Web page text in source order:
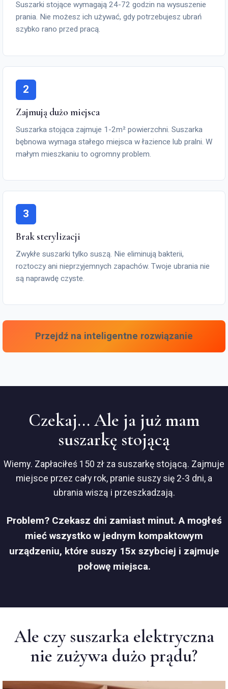
Suszarki stojące wymagają 24-72 godzin na wysuszenie
prania. Nie możesz ich używać, gdy potrzebujesz ubrań
szybko rano przed pracą.
2
Zajmują dużo miejsca
Suszarka stojąca zajmuje 1-2m² powierzchni. Suszarka
bębnowa wymaga stałego miejsca w łazience lub pralni. W
małym mieszkaniu to ogromny problem.
3
Brak sterylizacji
Zwykłe suszarki tylko suszą. Nie eliminują bakterii,
roztoczy ani nieprzyjemnych zapachów. Twoje ubrania nie
są naprawdę czyste.
Przejdź na inteligentne rozwiązanie
Czekaj... Ale ja już mam
suszarkę stojącą
Wiemy. Zapłaciłeś 150 zł za suszarkę stojącą. Zajmuje
miejsce przez cały rok, pranie suszy się 2-3 dni, a
ubrania wiszą i przeszkadzają.
Problem? Czekasz dni zamiast minut. A mogłeś
mieć wszystko w jednym kompaktowym
urządzeniu, które suszy 15x szybciej i zajmuje
połowę miejsca.
Ale czy suszarka elektryczna
nie zużywa dużo prądu?